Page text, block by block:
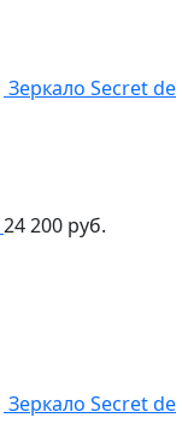
Зеркало Secret de
24 200 руб.
Зеркало Secret de